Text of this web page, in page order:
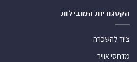
הקטגוריות המובילות
ציוד להשכרה
מדחסי אוויר